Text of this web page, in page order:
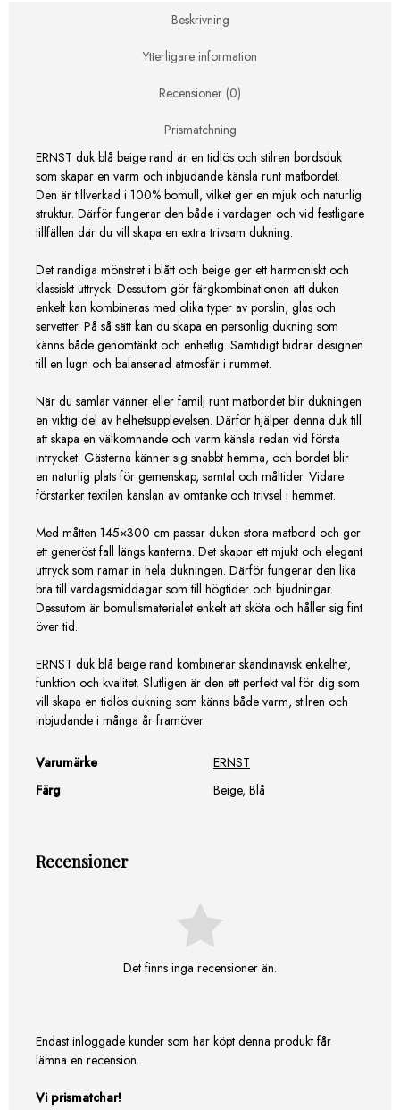
Beskrivning
Ytterligare information
Recensioner (0)
Prismatchning
ERNST duk blå beige rand är en tidlös och stilren bordsduk
som skapar en varm och inbjudande känsla runt matbordet.
Den är tillverkad i 100% bomull, vilket ger en mjuk och naturlig
struktur. Därför fungerar den både i vardagen och vid festligare
tillfällen där du vill skapa en extra trivsam dukning.
Det randiga mönstret i blått och beige ger ett harmoniskt och
klassiskt uttryck. Dessutom gör färgkombinationen att duken
enkelt kan kombineras med olika typer av porslin, glas och
servetter. På så sätt kan du skapa en personlig dukning som
känns både genomtänkt och enhetlig. Samtidigt bidrar designen
till en lugn och balanserad atmosfär i rummet.
När du samlar vänner eller familj runt matbordet blir dukningen
en viktig del av helhetsupplevelsen. Därför hjälper denna duk till
att skapa en välkomnande och varm känsla redan vid första
intrycket. Gästerna känner sig snabbt hemma, och bordet blir
en naturlig plats för gemenskap, samtal och måltider. Vidare
förstärker textilen känslan av omtanke och trivsel i hemmet.
Med måtten 145×300 cm passar duken stora matbord och ger
ett generöst fall längs kanterna. Det skapar ett mjukt och elegant
uttryck som ramar in hela dukningen. Därför fungerar den lika
bra till vardagsmiddagar som till högtider och bjudningar.
Dessutom är bomullsmaterialet enkelt att sköta och håller sig fint
över tid.
ERNST duk blå beige rand kombinerar skandinavisk enkelhet,
funktion och kvalitet. Slutligen är den ett perfekt val för dig som
vill skapa en tidlös dukning som känns både varm, stilren och
inbjudande i många år framöver.
Varumärke
ERNST
Färg
Beige, Blå
Recensioner
Det finns inga recensioner än.
Endast inloggade kunder som har köpt denna produkt får
lämna en recension.
Vi prismatchar!